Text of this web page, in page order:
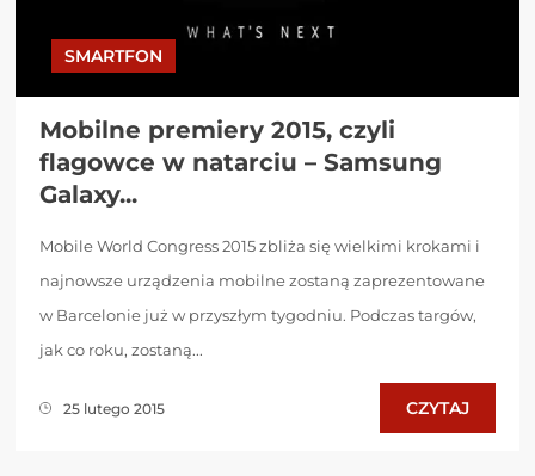
SMARTFON
Mobilne premiery 2015, czyli
flagowce w natarciu – Samsung
Galaxy...
Mobile World Congress 2015 zbliża się wielkimi krokami i
najnowsze urządzenia mobilne zostaną zaprezentowane
w Barcelonie już w przyszłym tygodniu. Podczas targów,
jak co roku, zostaną...
25 lutego 2015 CZYTAJ